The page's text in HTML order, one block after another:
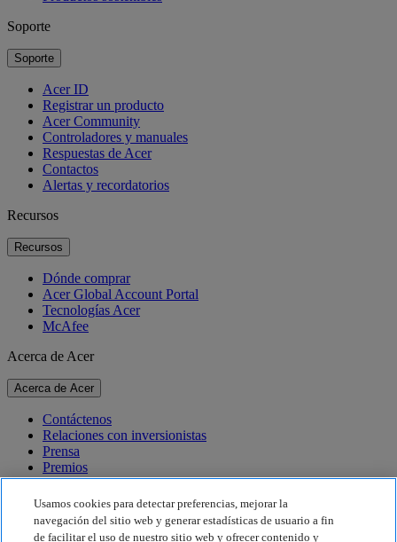
Soporte
Soporte
Acer ID
Registrar un producto
Acer Community
Controladores y manuales
Respuestas de Acer
Contactos
Alertas y recordatorios
Recursos
Recursos
Dónde comprar
Acer Global Account Portal
Tecnologías Acer
McAfee
Acerca de Acer
Acerca de Acer
Contáctenos
Relaciones con inversionistas
Prensa
Premios
Eventos
Sostenibilidad
Usamos cookies para detectar preferencias, mejorar la
navegación del sitio web y generar estadísticas de usuario a fin
de facilitar el uso de nuestro sitio web y ofrecer contenido y